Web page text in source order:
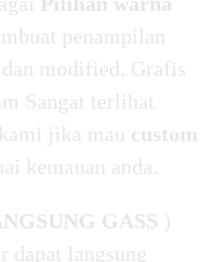
penampilan
modified. Grafis
Sangat terlihat
jika mau custom
kemauan anda.
GASS )
dapat langsung